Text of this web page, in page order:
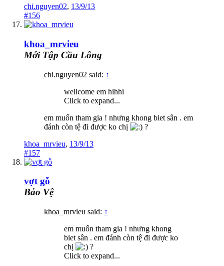
chi.nguyen02, 13/9/13
#156
khoa_mrvieu
Mới Tập Cầu Lông
chi.nguyen02 said: ↑
wellcome em hihhi
Click to expand...
em muốn tham gia ! nhưng khong biet sân . em
đánh còn tệ đi được ko chị
?
khoa_mrvieu, 13/9/13
#157
vợt gỗ
Bảo Vệ
khoa_mrvieu said: ↑
em muốn tham gia ! nhưng khong
biet sân . em đánh còn tệ đi được ko
chị
?
Click to expand...